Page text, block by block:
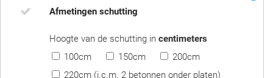
Afmetingen schutting
Hoogte van de schutting in centimeters
100cm
150cm
200cm
220cm (i.c.m. 2 betonnen onder platen)